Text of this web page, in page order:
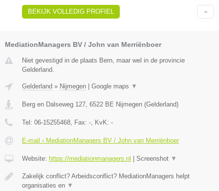
BEKIJK VOLLEDIG PROFIEL
MediationManagers BV / John van Merriënboer
Niet gevestigd in de plaats Bern, maar wel in de provincie
Gelderland.
Gelderland » Nijmegen Google maps ▼
Berg en Dalseweg 127 6522 BE Nijmegen (Gelderland)
Tel: 06-15255468 , Fax: - , KvK: -
E-mail › MediationManagers BV / John van Merriënboer
Website: https://mediationmanagers.nl Screenshot ▼
Zakelijk conflict? Arbeidsconflict? MediationManagers helpt
organisaties en ▼